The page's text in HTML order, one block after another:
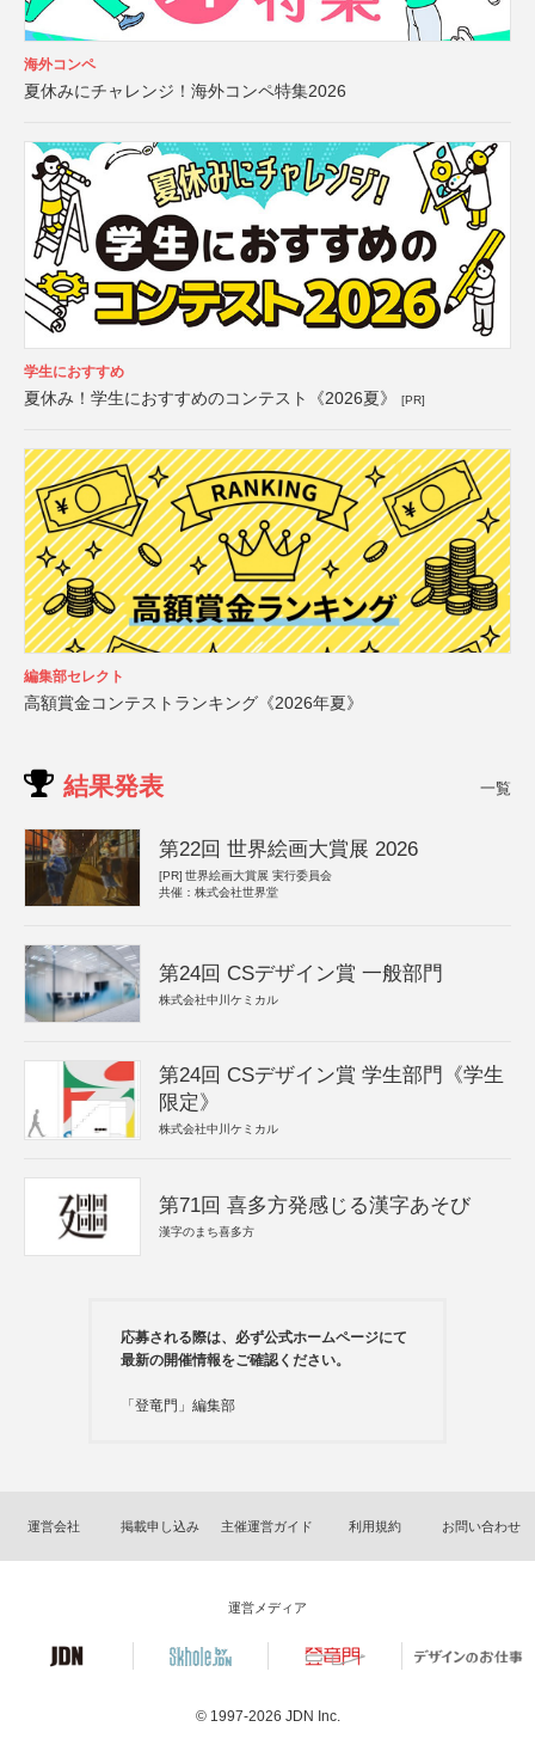
海外コンペ
夏休みにチャレンジ！海外コンペ特集2026
学生におすすめ
夏休み！学生におすすめのコンテスト《2026夏》 [PR]
編集部セレクト
高額賞金コンテストランキング《2026年夏》
結果発表 一覧
第22回 世界絵画大賞展 2026
[PR] 世界絵画大賞展 実行委員会
共催：株式会社世界堂
第24回 CSデザイン賞 一般部門
株式会社中川ケミカル
第24回 CSデザイン賞 学生部門《学生
限定》
株式会社中川ケミカル
第71回 喜多方発感じる漢字あそび
漢字のまち喜多方
応募される際は、必ず公式ホームページにて
最新の開催情報をご確認ください。
「登竜門」編集部
運営会社 掲載申し込み 主催運営ガイド 利用規約 お問い合わせ
運営メディア
© 1997-2026 JDN Inc.